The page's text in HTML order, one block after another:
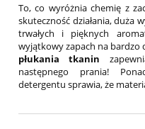
To, co wyróżnia chemię z
skuteczność działania, duża
trwałych i pięknych
wyjątkowy zapach na bardzo
płukania tkanin
następnego prania!
detergentu sprawia, że